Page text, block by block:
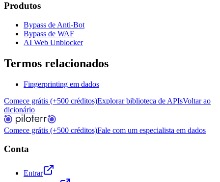
Produtos
Bypass de Anti-Bot
Bypass de WAF
AI Web Unblocker
Termos relacionados
Fingerprinting em dados
Comece grátis (+500 créditos)Explorar biblioteca de APIsVoltar ao
dicionário
Comece grátis (+500 créditos)Fale com um especialista em dados
Conta
Entrar